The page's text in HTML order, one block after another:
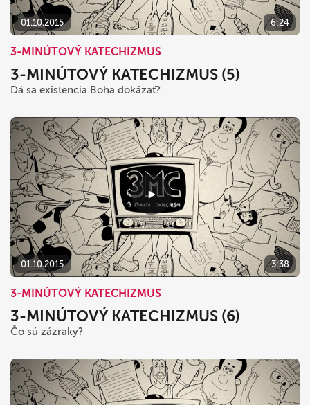
01.10.2015 6:24
3-MINÚTOVÝ KATECHIZMUS
3-MINÚTOVÝ KATECHIZMUS (5)
Dá sa existencia Boha dokázať?
01.10.2015 3:38
3-MINÚTOVÝ KATECHIZMUS
3-MINÚTOVÝ KATECHIZMUS (6)
Čo sú zázraky?